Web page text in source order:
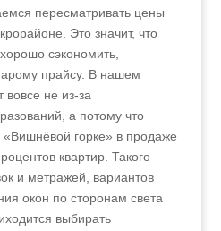
пересматривать цены
Это значит, что
сэкономить,
прайсу. В нашем
вовсе не из-за
а потому что
горке» в продаже
квартир. Такого
и метражей, вариантов
окон по сторонам света
выбирать